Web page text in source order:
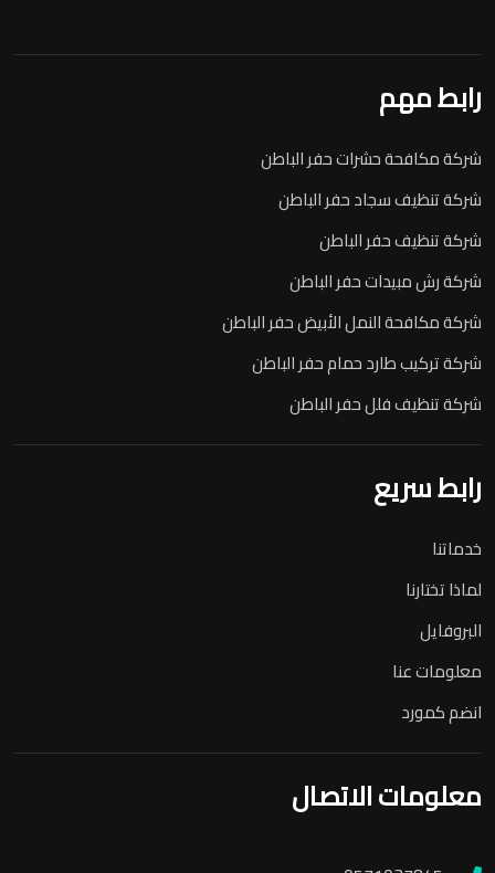
رابط مهم
شركة مكافحة حشرات حفر الباطن
شركة تنظيف سجاد حفر الباطن
شركة تنظيف حفر الباطن
شركة رش مبيدات حفر الباطن
شركة مكافحة النمل الأبيض حفر الباطن
شركة تركيب طارد حمام حفر الباطن
شركة تنظيف فلل حفر الباطن
رابط سريع
خدماتنا
لماذا تختارنا
البروفايل
معلومات عنا
انضم كمورد
معلومات الاتصال